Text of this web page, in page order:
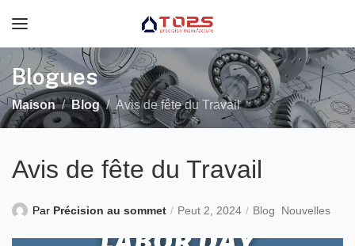
Blogues
Maison Blog Avis de fête du Travail
Avis de fête du Travail
Par Précision au sommet Peut 2, 2024 Blog Nouvelles